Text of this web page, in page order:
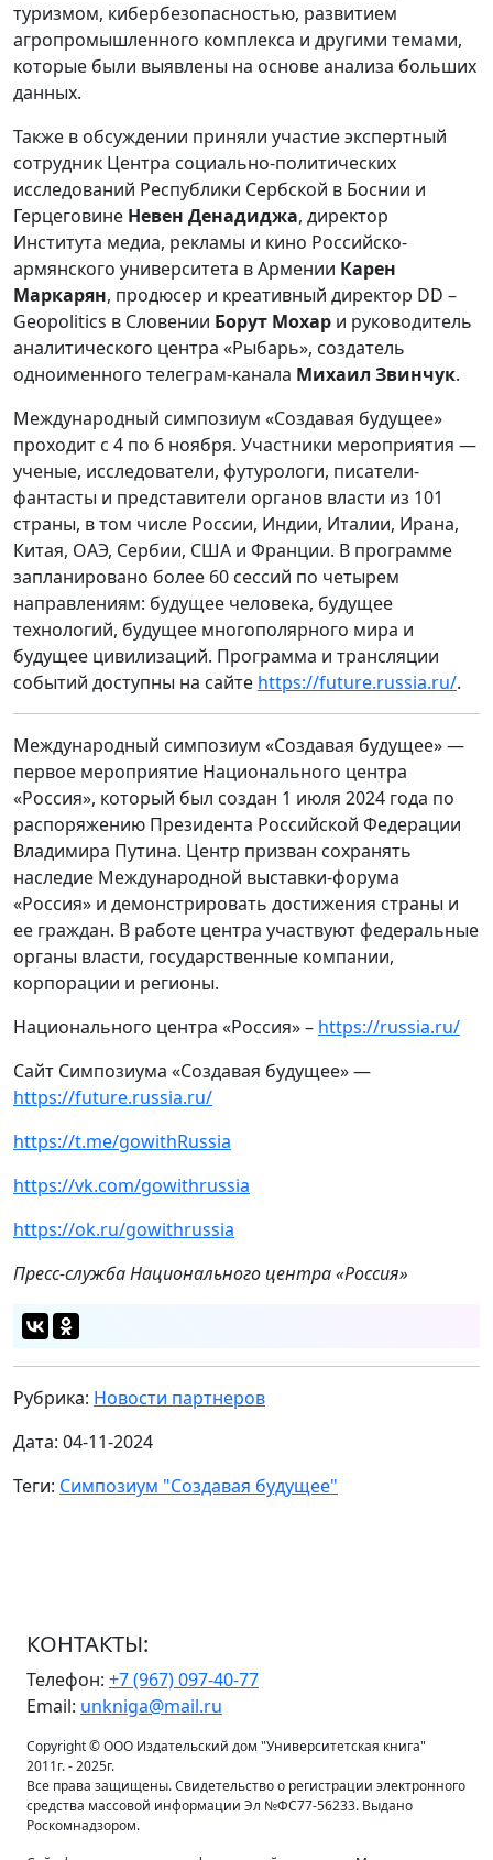
туризмом, кибербезопасностью, развитием
агропромышленного комплекса и другими темами,
которые были выявлены на основе анализа больших
данных.
Также в обсуждении приняли участие экспертный
сотрудник Центра социально-политических
исследований Республики Сербской в Боснии и
Герцеговине Невен Денадиджа, директор
Института медиа, рекламы и кино Российско-
армянского университета в Армении Карен
Маркарян, продюсер и креативный директор DD –
Geopolitics в Словении Борут Мохар и руководитель
аналитического центра «Рыбарь», создатель
одноименного телеграм-канала Михаил Звинчук.
Международный симпозиум «Создавая будущее»
проходит с 4 по 6 ноября. Участники мероприятия —
ученые, исследователи, футурологи, писатели-
фантасты и представители органов власти из 101
страны, в том числе России, Индии, Италии, Ирана,
Китая, ОАЭ, Сербии, США и Франции. В программе
запланировано более 60 сессий по четырем
направлениям: будущее человека, будущее
технологий, будущее многополярного мира и
будущее цивилизаций. Программа и трансляции
событий доступны на сайте https://future.russia.ru/.
Международный симпозиум «Создавая будущее» —
первое мероприятие Национального центра
«Россия», который был создан 1 июля 2024 года по
распоряжению Президента Российской Федерации
Владимира Путина. Центр призван сохранять
наследие Международной выставки-форума
«Россия» и демонстрировать достижения страны и
ее граждан. В работе центра участвуют федеральные
органы власти, государственные компании,
корпорации и регионы.
Национального центра «Россия» – https://russia.ru/
Сайт Симпозиума «Создавая будущее» —
https://future.russia.ru/
https://t.me/gowithRussia
https://vk.com/gowithrussia
https://ok.ru/gowithrussia
Пресс-службаНационального центра «Россия»
Рубрика: Новости партнеров
Дата: 04-11-2024
Теги: Симпозиум "Создавая будущее"
КОНТАКТЫ:
Телефон: +7 (967) 097-40-77
Email: unkniga@mail.ru
Copyright © ООО Издательский дом "Университетская книга"
2011г. - 2025г.
Все права защищены. Свидетельство о регистрации электронного
средства массовой информации Эл №ФС77-56233. Выдано
Роскомнадзором.